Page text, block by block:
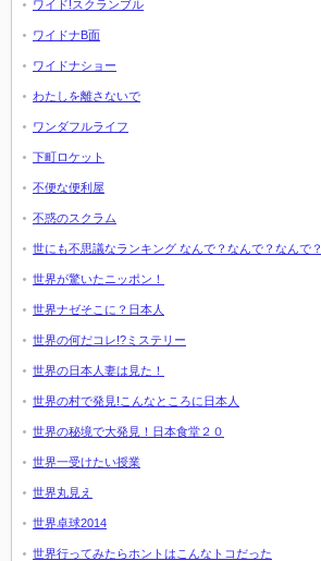
ワイド!スクランブル
ワイドナB面
ワイドナショー
わたしを離さないで
ワンダフルライフ
下町ロケット
不便な便利屋
不惑のスクラム
世にも不思議なランキング なんで？なんで？なんで？
世界が驚いたニッポン！
世界ナゼそこに？日本人
世界の何だコレ!?ミステリー
世界の日本人妻は見た！
世界の村で発見!こんなところに日本人
世界の秘境で大発見！日本食堂２０
世界一受けたい授業
世界丸見え
世界卓球2014
世界行ってみたらホントはこんなトコだった